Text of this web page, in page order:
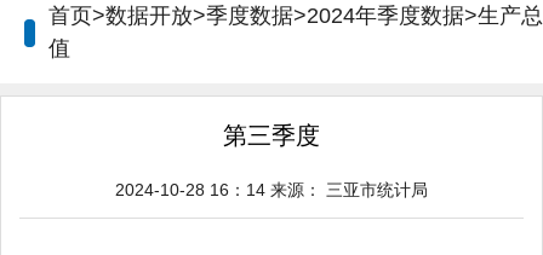
首页>数据开放>季度数据>2024年季度数据>生产总
值
第三季度
2024-10-28 16：14 来源： 三亚市统计局